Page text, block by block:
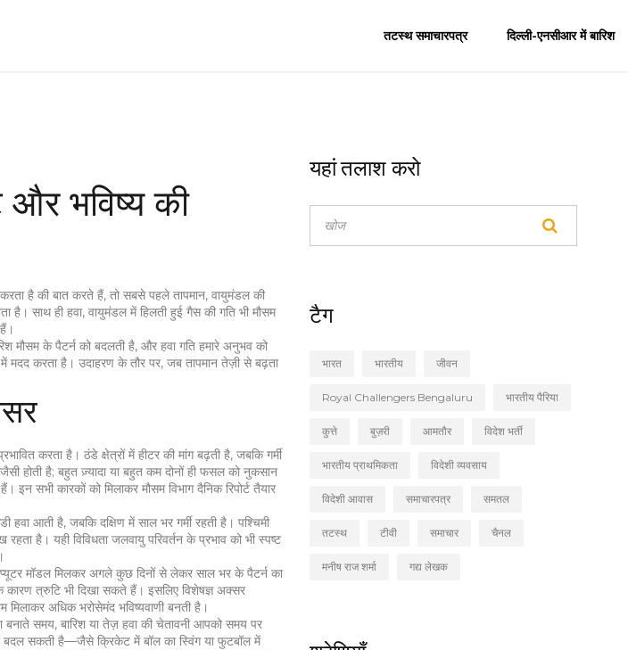
तटस्थ समाचारपत्र दिल्ली-एनसीआर में बारिश
भविष्य की
है की बात करते हैं, तो सबसे पहलेतापमान, वायुमंडल की
है। साथ ही हवा, वायुमंडल में हिलती हुई गैस की गति भी मौसम
मौसम के पैटर्न को बदलती है, और हवा गति हमारे अनुभव को
मदद करता है। उदाहरण के तौर पर, जब तापमान तेज़ी से बढ़ता
करता है। ठंडे क्षेत्रों में हीटर की मांग बढ़ती है, जबकि गर्मी
होती है; बहुत ज़्यादा या बहुत कम दोनों ही फसल को नुकसान
सभी कारकों को मिलाकर मौसम विभाग दैनिक रिपोर्ट तैयार
हवा आती है, जबकि दक्षिण में साल भर गर्मी रहती है। पश्चिमी
है। यही विविधता जलवायु परिवर्तन के प्रभाव को भी स्पष्ट
मॉडल मिलकर अगले कुछ दिनों से लेकर साल भर के पैटर्न का
कारण त्रुटि भी दिखा सकते हैं। इसलिए विशेषज्ञ अक्सर
अधिक भरोसेमंद भविष्यवाणी बनती है।
समय, बारिश या तेज़ हवा की चेतावनी आपको समय पर
बदल सकती है—जैसे क्रिकेट में बॉल का स्विंग या फुटबॉल में
यहां तलाश करो
टैग
भारत भारतीय जीवन
Royal Challengers Bengaluru भारतीय पैरिया
कुत्ते बुज़री आमतौर विदेश भर्ती
भारतीय प्राथमिकता विदेशी व्यवसाय
विदेशी आवास समाचारपत्र समतल
तटस्थ टीवी समाचार चैनल
मनीष राज शर्मा गद्य लेखक